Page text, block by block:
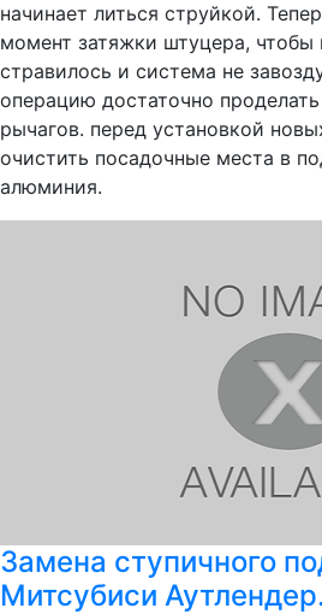
начинает литься струйкой.
момент затяжки штуцера, чтобы
стравилось и система не
операцию достаточно
рычагов. перед установкой
очистить посадочные места в
алюминия.
Замена ступичного
Митсубиси Аутлендер.